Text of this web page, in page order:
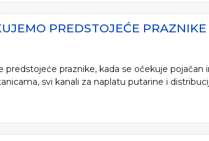
PREDSTOJEĆE PRAZNIKE
praznike, kada se očekuje pojačan
svi kanali za naplatu putarine i